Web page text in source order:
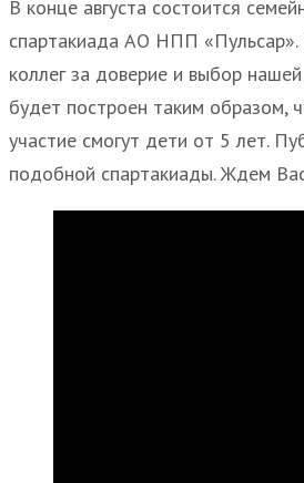
В конце августа состоится
спартакиада АО НПП
коллег за доверие и выбор
будет построен таким образом,
участие смогут дети от 5 лет.
подобной спартакиады. Ждем